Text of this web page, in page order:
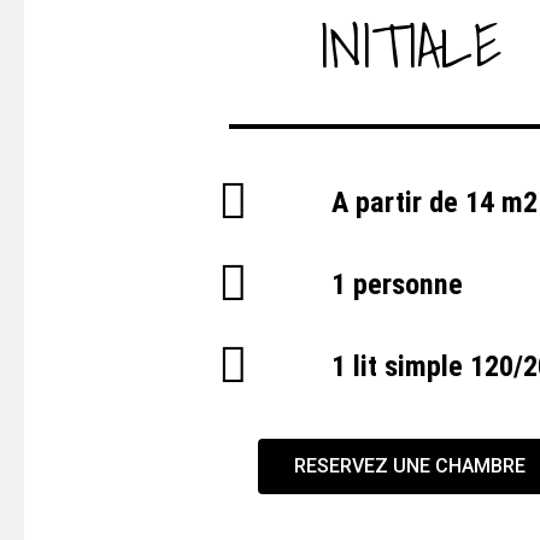
INITIALE
A partir de 14 m2
1 personne
1 lit simple 120/
RESERVEZ UNE CHAMBRE